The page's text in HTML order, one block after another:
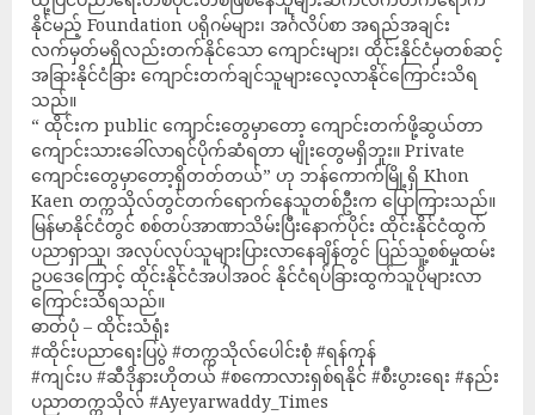
နိုင်မည့် Foundation ပရိုဂမ်များ၊ အင်္ဂလိပ်စာ အရည်အချင်း
လက်မှတ်မရှိလည်းတက်နိုင်သော ကျောင်းများ၊ ထိုင်းနိုင်ငံမှတစ်ဆင့်
အခြားနိုင်ငံခြား ကျောင်းတက်ချင်သူများလေ့လာနိုင်ကြောင်းသိရ
သည်။
“ ထိုင်းက public ကျောင်းတွေမှာတော့ ကျောင်းတက်ဖို့ဆွယ်တာ
ကျောင်းသားခေါ်လာရင်ပိုက်ဆံရတာ မျိုးတွေမရှိဘူး။ Private
ကျောင်းတွေမှာတော့ရှိတတ်တယ်” ဟု ဘန်ကောက်မြို့ရှိ Khon
Kaen တက္ကသိုလ်တွင်တက်ရောက်နေသူတစ်ဦးက ပြောကြားသည်။
မြန်မာနိုင်ငံတွင် စစ်တပ်အာဏာသိမ်းပြီးနောက်ပိုင်း ထိုင်းနိုင်ငံထွက်
ပညာရှာသူ၊ အလုပ်လုပ်သူများပြားလာနေချိန်တွင် ပြည်သူ့စစ်မှုထမ်း
ဥပဒေကြောင့် ထိုင်းနိုင်ငံအပါအဝင် နိုင်ငံရပ်ခြားထွက်သူပိုများလာ
ကြောင်းသိရသည်။
ဓာတ်ပုံ – ထိုင်းသံရုံး
#ထိုင်းပညာရေးပြပွဲ #တက္ကသိုလ်ပေါင်းစုံ #ရန်ကုန်
#ကျင်းပ #ဆီဒိုနားဟိုတယ် #စကောလားရှစ်ရနိုင် #စီးပွားရေး #နည်း
ပညာတက္ကသိုလ် #Ayeyarwaddy_Times